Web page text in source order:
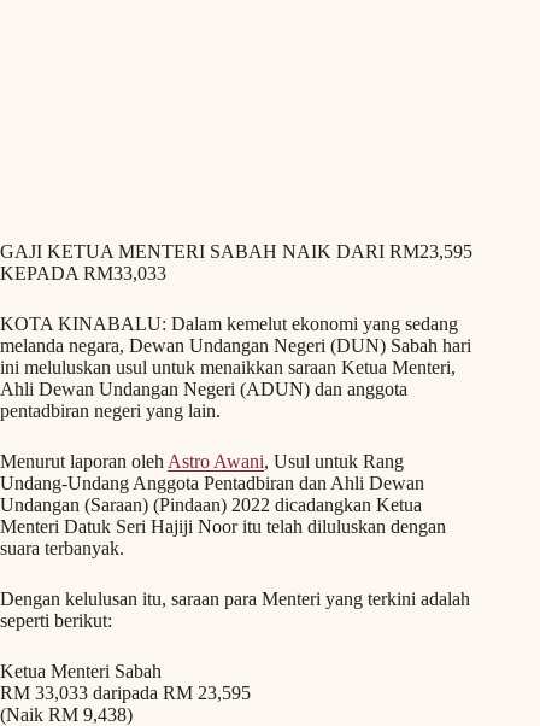
GAJI KETUA MENTERI SABAH NAIK DARI RM23,595
KEPADA RM33,033
KOTA KINABALU: Dalam kemelut ekonomi yang sedang
melanda negara, Dewan Undangan Negeri (DUN) Sabah hari
ini meluluskan usul untuk menaikkan saraan Ketua Menteri,
Ahli Dewan Undangan Negeri (ADUN) dan anggota
pentadbiran negeri yang lain.
Menurut laporan oleh Astro Awani, Usul untuk Rang
Undang-Undang Anggota Pentadbiran dan Ahli Dewan
Undangan (Saraan) (Pindaan) 2022 dicadangkan Ketua
Menteri Datuk Seri Hajiji Noor itu telah diluluskan dengan
suara terbanyak.
Dengan kelulusan itu, saraan para Menteri yang terkini adalah
seperti berikut:
Ketua Menteri Sabah
RM 33,033 daripada RM 23,595
(Naik RM 9,438)